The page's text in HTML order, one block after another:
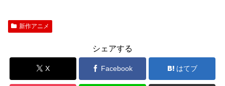
新作アニメ
シェアする
X Facebook はてブ